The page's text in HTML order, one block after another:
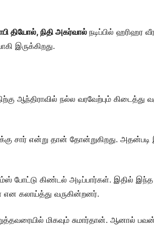
தியோல், நிதி அகர்வால் நடிப்பில் ஹரிஹர
இருக்கிறது.
ஆந்திராவில் நல்ல வரவேற்பும்
சார் என்று தான் தோன்றுகிறது.
போட்டு கிண்டல் அடிப்பார்கள். இதில்
என கலாய்த்து வருகின்றனர்.
மிகவும் சுமார்தான். ஆனால்